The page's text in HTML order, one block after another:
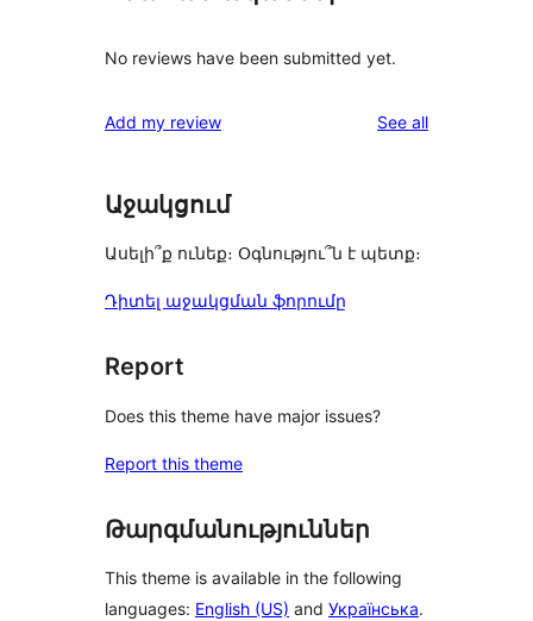
No reviews have been submitted yet.
Add my review See allreviews
Աջակցում
Ասելի՞ք ունեք։ Օգնությու՞ն է պետք։
Դիտել աջակցման ֆորումը
Report
Does this theme have major issues?
Report this theme
Թարգմանություններ
This theme is available in the following
languages: English (US) and Українська.